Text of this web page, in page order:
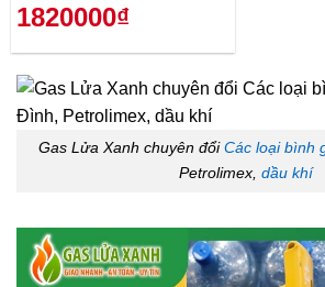
1820000₫
Gas Lửa Xanh chuyên đổiCác loại bình
Petrolimex, dầu khí